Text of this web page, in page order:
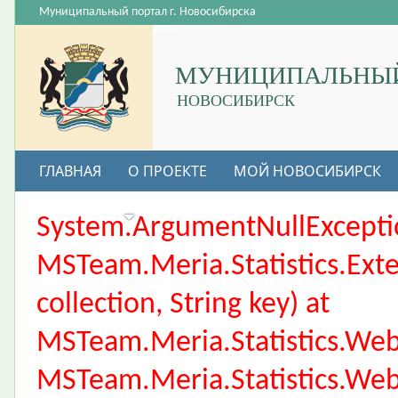
НОВОСИБИРСК
Муниципальный портал г. Новосибирска
ГЛАВНАЯ О ПРОЕКТЕ МОЙ НОВОСИБИРСК
ВАКАНСИИ
collection, String key) at